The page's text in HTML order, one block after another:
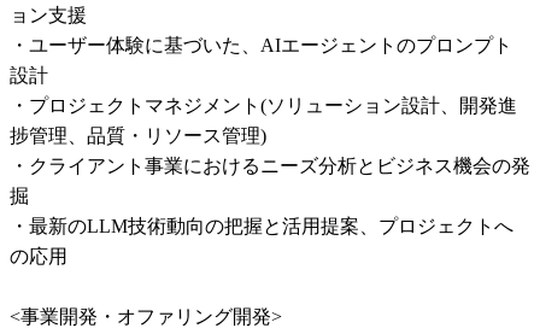
ョン支援
・ユーザー体験に基づいた、AIエージェントのプロンプト
設計
・プロジェクトマネジメント(ソリューション設計、開発進
捗管理、品質・リソース管理)
・クライアント事業におけるニーズ分析とビジネス機会の発
掘
・最新のLLM技術動向の把握と活用提案、プロジェクトへ
の応用
<事業開発・オファリング開発>